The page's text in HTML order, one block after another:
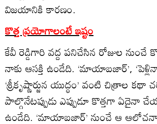
విజయానికి కారణం.
కొత్త ప్రయోగాలంటే ఇష్టం
కేవీ రెడ్డిగారి వద్ద పనిచేసిన రోజుల నుంచే
నాకు ఆసక్తి ఉండేది. ‘మాయాబజార్‌’,
‘శ్రీకృష్ణార్జున యుద్ధం’ వంటి చిత్రాల కథా
పాల్గొనేటప్పుడు ఎప్పుడూ కొత్తగా
ఉండేది. ‘మాయాబజార్‌’ నుంచే ఆ